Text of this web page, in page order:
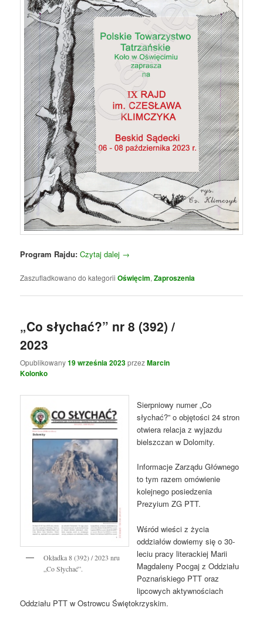
Program Rajdu:Czytaj dalej →
Zaszufladkowano do kategorii Oświęcim,Zaproszenia
„Co słychać?” nr 8 (392) /
2023
Opublikowany19 września 2023przezMarcin
Kolonko
Okładka 8 (392) / 2023 nru
„Co Słychać”.
Sierpniowy numer „Co
słychać?” o objętości 24 stron
otwiera relacja z wyjazdu
bielszczan w Dolomity.
Informacje Zarządu Głównego
to tym razem omówienie
kolejnego posiedzenia
Prezyium ZG PTT.
Wśród wieści z życia
oddziałów dowiemy się o 30-
leciu pracy literackiej Marii
Magdaleny Pocgaj z Oddziału
Poznańskiego PTT oraz
lipcowych aktywnościach
Oddziału PTT w Ostrowcu Świętokrzyskim.